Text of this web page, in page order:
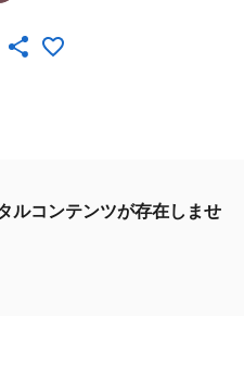
ルコンテンツが存在しませ